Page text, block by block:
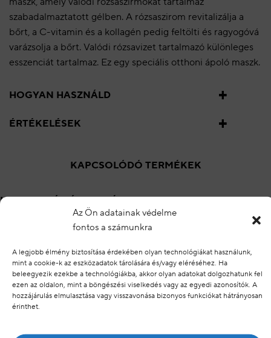
Az Ön adatainak védelme
fontos a számunkra
A legjobb élmény biztosítása érdekében olyan technológiákat használunk,
mint a cookie-k az eszközadatok tárolására és/vagy eléréséhez. Ha
beleegyezik ezekbe a technológiákba, akkor olyan adatokat dolgozhatunk fel
ezen az oldalon, mint a böngészési viselkedés vagy az egyedi azonosítók. A
hozzájárulás elmulasztása vagy visszavonása bizonyos funkciókat hátrányosan
érinthet.
szabadalmaztatott gélben. A rózsaszirom revitalizálja a
bőrt, a C-vitamin és a kollagén pedig feltölti és ragyogóvá
varázsolja a bőrt. Valódi rózsavizet tartalmazó különleges
esszenciát tartalmaz. Ez egy speciális otthoni ápoló maszk.
HOGYAN HASZNÁLD
ÉRTÉKELÉSEK
KAPCSOLÓDÓ TERMÉKEK
KAPCSOLÓDÓ TERMÉKEK
Hozzáadás a
kedvencekhez
PUREDERM
Hozzáadás a
kedvencekhez
PEAU D'ART